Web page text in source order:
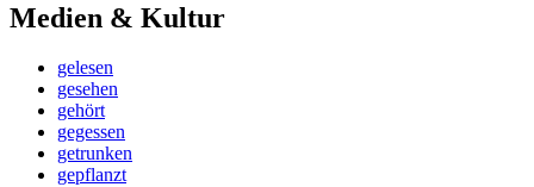
Medien & Kultur
gelesen
gesehen
gehört
gegessen
getrunken
gepflanzt